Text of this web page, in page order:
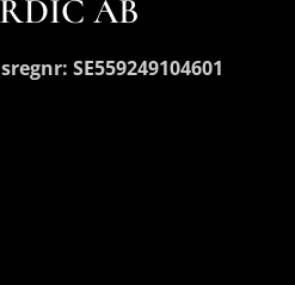
AB
SE559249104601